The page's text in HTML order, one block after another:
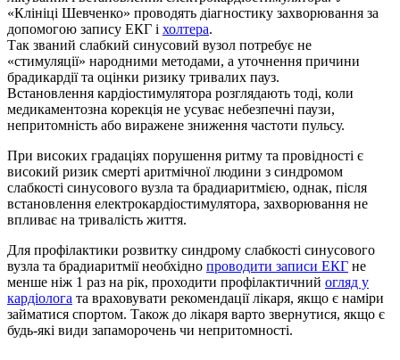
«Клініці Шевченко» проводять діагностику захворювання за
допомогою запису ЕКГ і холтера.
Так званий слабкий синусовий вузол потребує не
«стимуляції» народними методами, а уточнення причини
брадикардії та оцінки ризику тривалих пауз.
Встановлення кардіостимулятора розглядають тоді, коли
медикаментозна корекція не усуває небезпечні паузи,
непритомність або виражене зниження частоти пульсу.
При високих градаціях порушення ритму та провідності є
високий ризик смерті аритмічної людини з синдромом
слабкості синусового вузла та брадиаритмією, однак, після
встановлення електрокардіостимулятора, захворювання не
впливає на тривалість життя.
Для профілактики розвитку синдрому слабкості синусового
вузла та брадиаритмії необхідно проводити записи ЕКГ не
менше ніж 1 раз на рік, проходити профілактичний огляд у
кардіолога та враховувати рекомендації лікаря, якщо є наміри
займатися спортом. Також до лікаря варто звернутися, якщо є
будь-які види запаморочень чи непритомності.